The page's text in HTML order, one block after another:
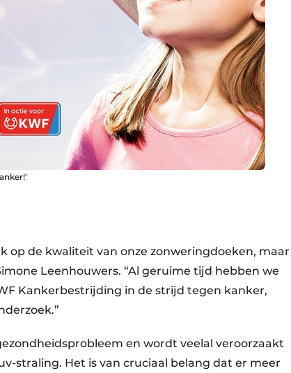
op de kwaliteit van onze zonweringdoeken, maar
Leenhouwers. “Al geruime tijd hebben we
Kankerbestrijding in de strijd tegen kanker,
en wordt veelal veroorzaakt
straling. Het is van cruciaal belang dat er meer